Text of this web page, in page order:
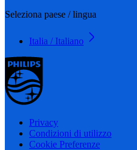
Seleziona paese / lingua
Italia / Italiano
Privacy
Condizioni di utilizzo
Cookie Preferenze